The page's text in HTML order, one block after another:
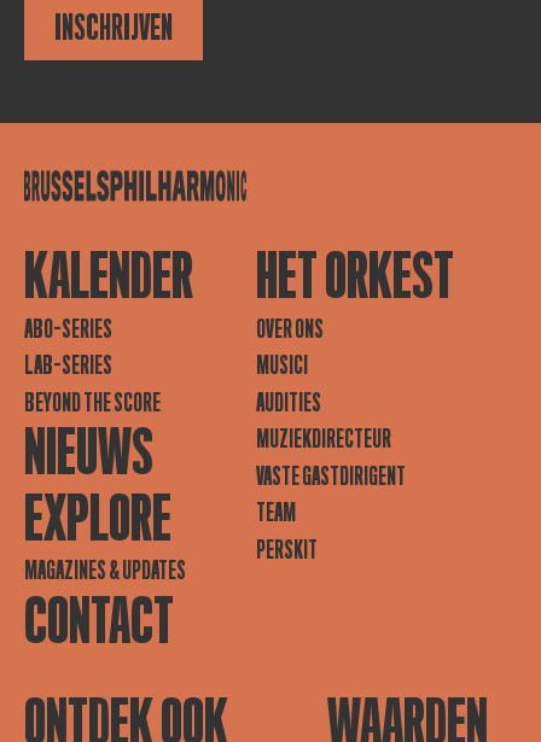
INSCHRIJVEN
KALENDER
ABO-SERIES
LAB-SERIES
BEYOND THE SCORE
NIEUWS
EXPLORE
MAGAZINES & UPDATES
CONTACT
HET ORKEST
OVER ONS
MUSICI
AUDITIES
MUZIEKDIRECTEUR
VASTE GASTDIRIGENT
TEAM
PERSKIT
ONTDEK OOK WAARDEN